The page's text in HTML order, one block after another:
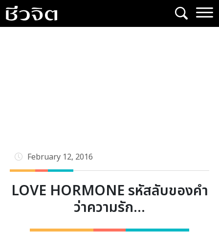
Skip
to
content
February 12, 2016
LOVE HORMONE รหัสลับของคำ
ว่าความรัก…